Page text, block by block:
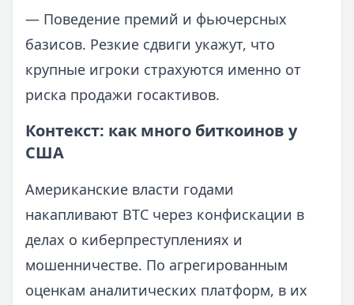
— Поведение премий и фьючерсных
базисов. Резкие сдвиги укажут, что
крупные игроки страхуются именно от
риска продажи госактивов.
Контекст: как много биткоинов у
США
Американские власти годами
накапливают BTC через конфискации в
делах о киберпреступлениях и
мошенничестве. По агрегированным
оценкам аналитических платформ, в их